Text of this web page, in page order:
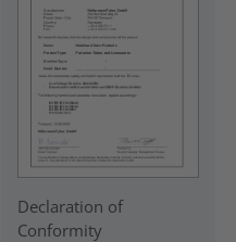
Declaration of
Conformity